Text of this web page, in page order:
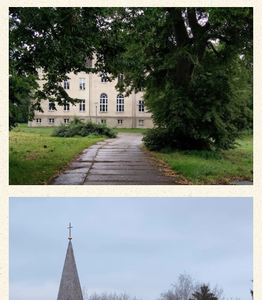
vergrößern